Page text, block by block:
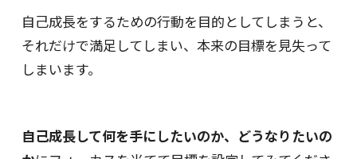
自己成長をするための行動を目的としてしまうと、
それだけで満足してしまい、本来の目標を見失って
しまいます。
自己成長して何を手にしたいのか、どうなりたいの